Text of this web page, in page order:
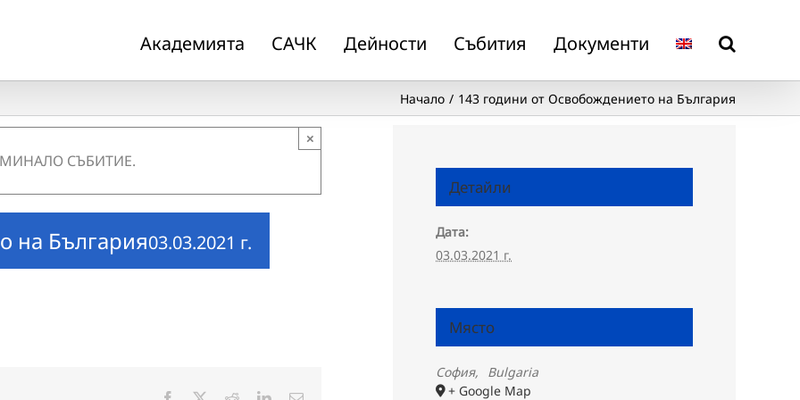
Академията САЧК Дейности Събития Документи
Начало 143 години от Освобождението на България
СЪБИТИЕ.
×
на България03.03.2021 г.
Детайли
Дата:
03.03.2021 г.
Място
София,
Bulgaria
+ Google Map